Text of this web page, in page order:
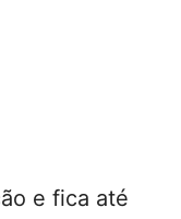
e fica até